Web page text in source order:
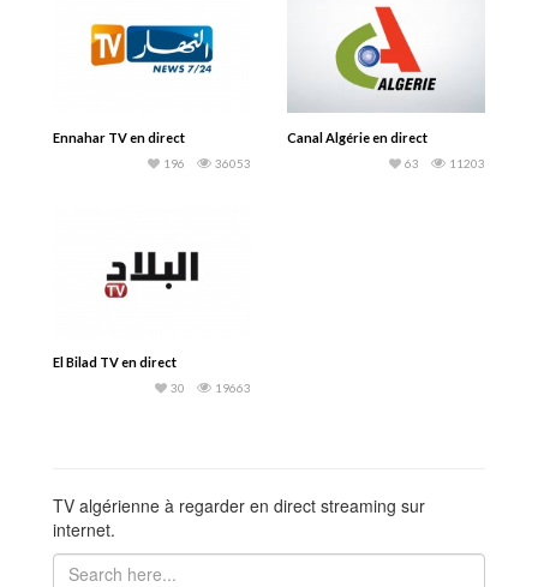
Ennahar TV en direct
36053
196
Canal Algérie en direct
11203
63
El Bilad TV en direct
19663
30
TV algérienne à regarder en direct streaming sur
internet.